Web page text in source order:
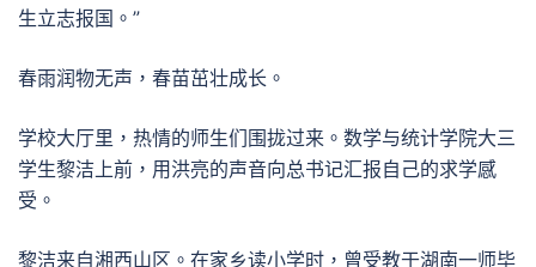
生立志报国。”
春雨润物无声，春苗茁壮成长。
学校大厅里，热情的师生们围拢过来。数学与统计学院大三
学生黎洁上前，用洪亮的声音向总书记汇报自己的求学感
受。
黎洁来自湘西山区。在家乡读小学时，曾受教于湖南一师毕